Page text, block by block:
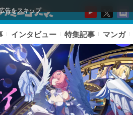
広告をスキップ
インタビュー 特集記事 マンガ